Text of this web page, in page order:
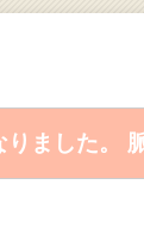
ました。